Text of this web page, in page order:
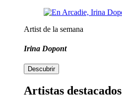
Artist de la semana
Irina Dopont
Descubrir
Artistas destacados